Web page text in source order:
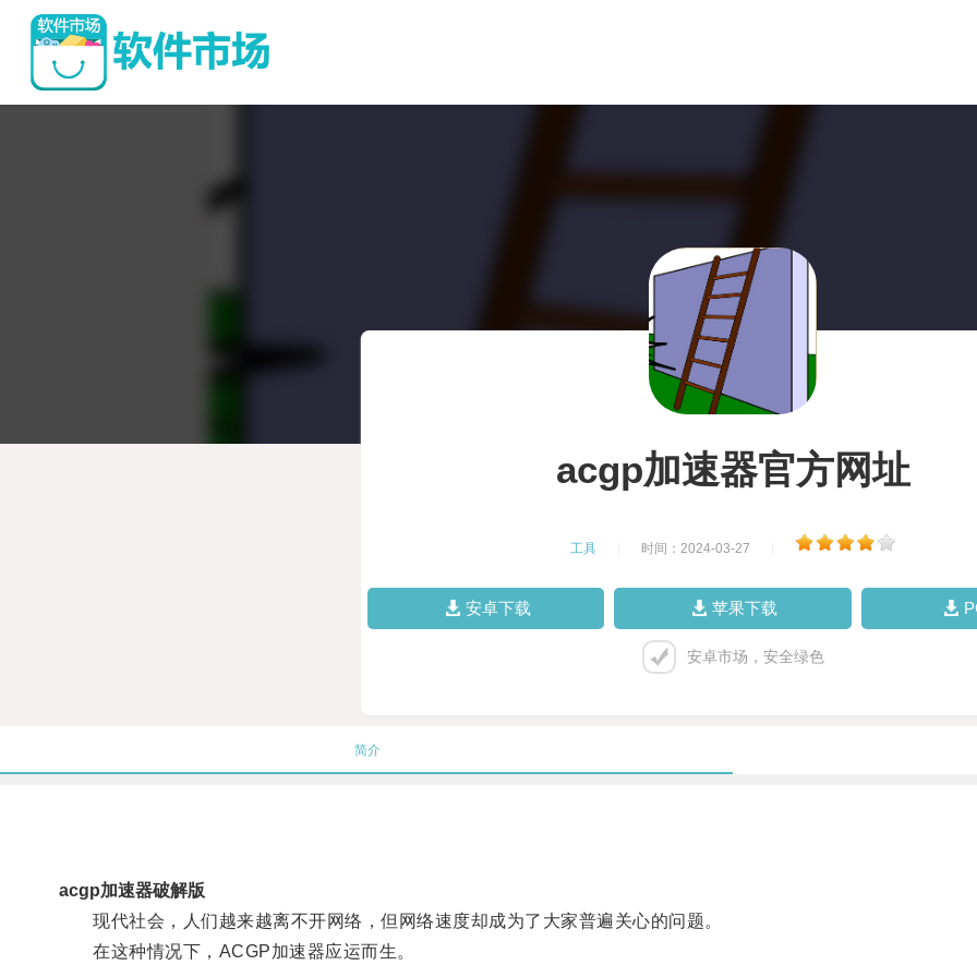
acgp加速器官方网址
工具 时间：2024-03-27
安卓下载 苹果下载
安卓市场，安全绿色
简介
acgp加速器破解版
现代社会，人们越来越离不开网络，但网络速度却成为了大家普遍关心的问题。
在这种情况下，ACGP加速器应运而生。